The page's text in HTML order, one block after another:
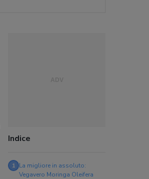
Indice
1 La migliore in assoluto:
Vegavero Moringa Oleifera